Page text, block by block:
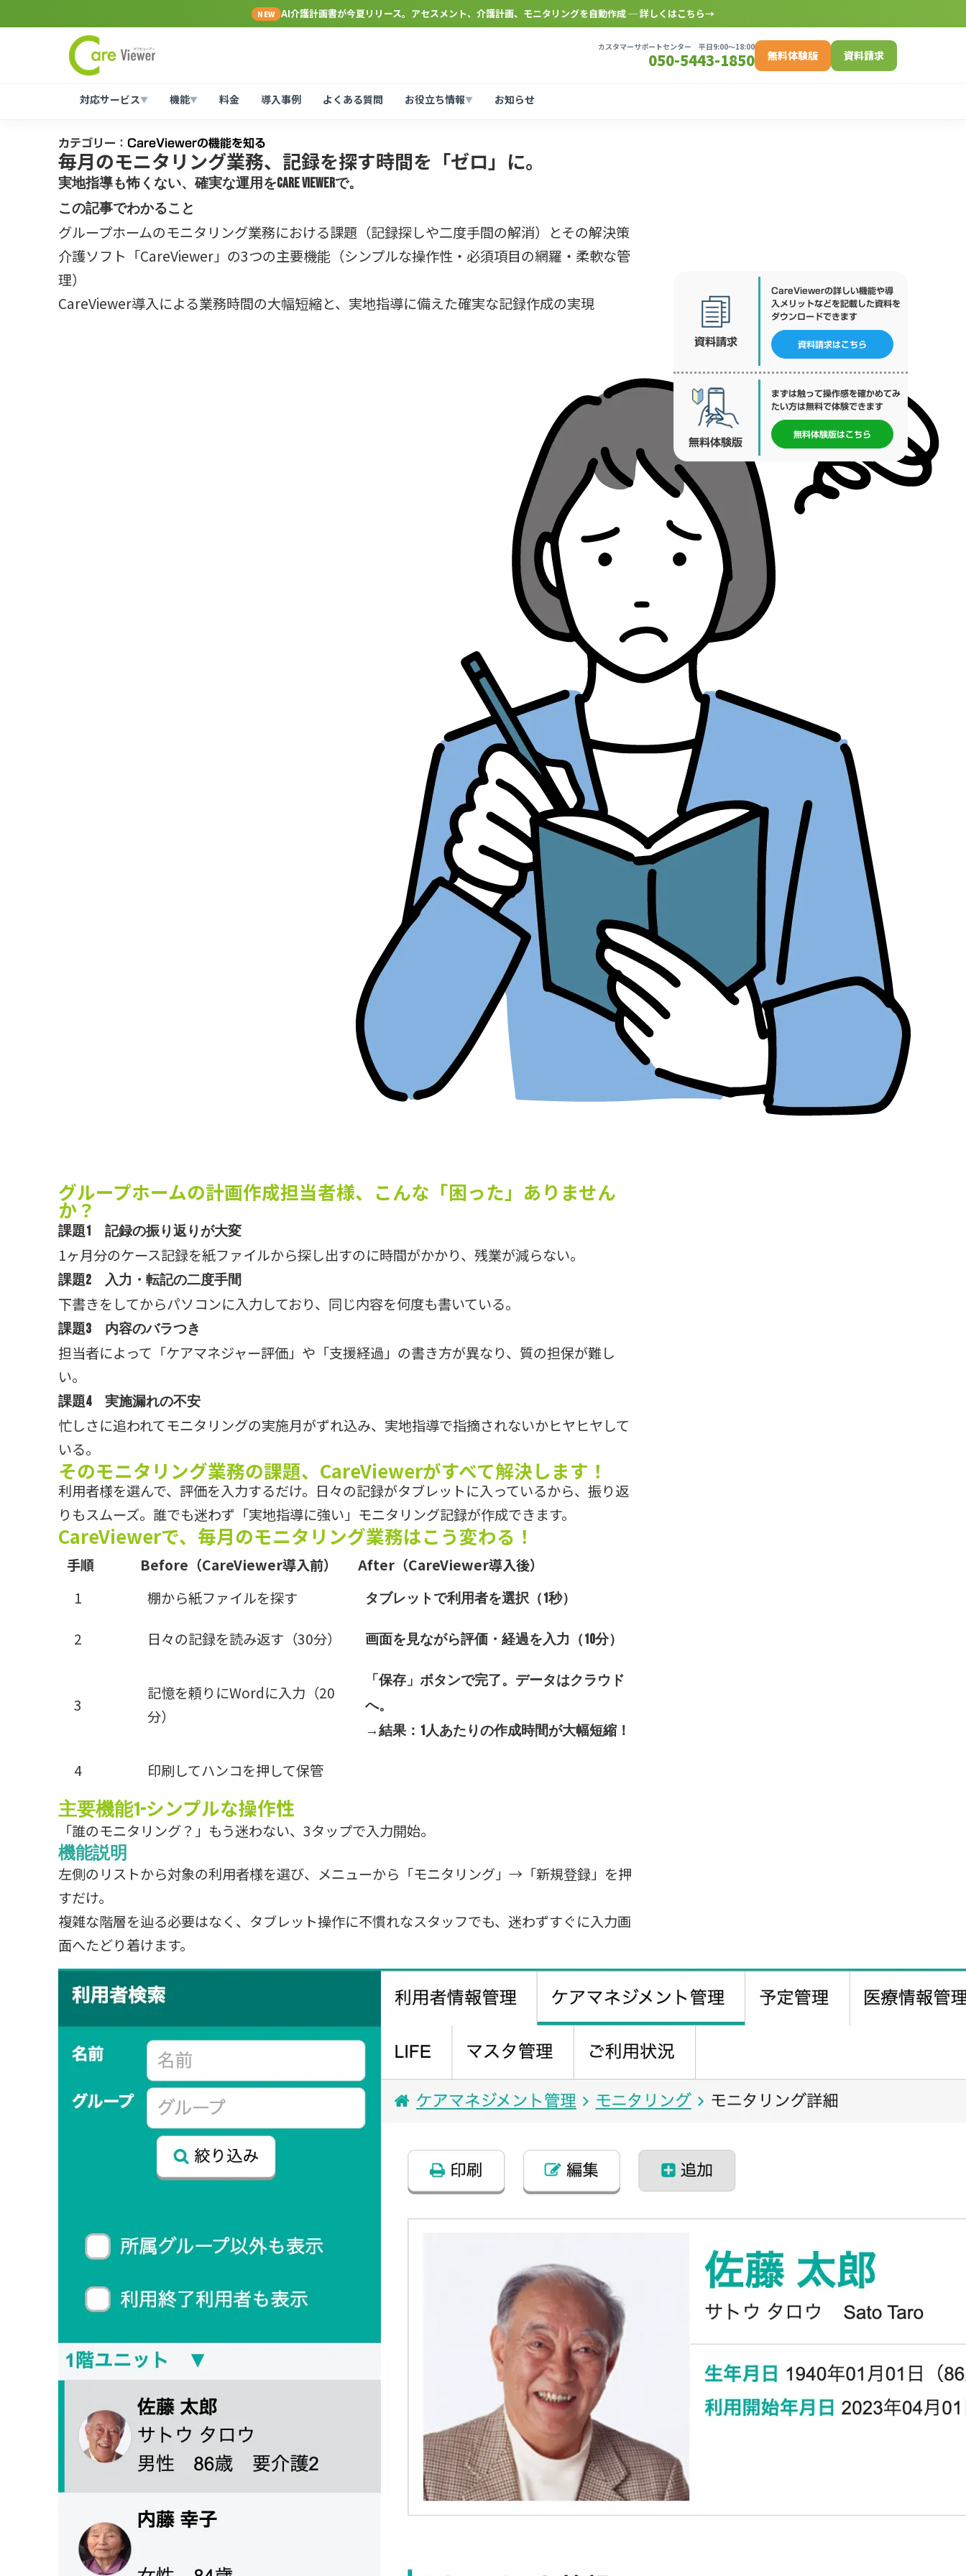
NEW AI介護計画書が今夏リリース。アセスメント、介護計画、モニタリングを自動作成 ─ 詳しくはこちら→
カスタマーサポートセンター 平日9:00〜18:00
050-5443-1850 無料体験版 資料請求
対応サービス▼ 機能▼ 料金 導入事例 よくある質問 お役立ち情報▼ お知らせ
カテゴリー：CareViewerの機能を知る
毎月のモニタリング業務、記録を探す時間を「ゼロ」に。
実地指導も怖くない、確実な運用をCare Viewerで。
この記事でわかること
グループホームのモニタリング業務における課題（記録探しや二度手間の解消）とその解決策
介護ソフト「CareViewer」の3つの主要機能（シンプルな操作性・必須項目の網羅・柔軟な管
理）
CareViewer導入による業務時間の大幅短縮と、実地指導に備えた確実な記録作成の実現
グループホームの計画作成担当者様、こんな「困った」ありません
か？
課題1 記録の振り返りが大変
1ヶ月分のケース記録を紙ファイルから探し出すのに時間がかかり、残業が減らない。
課題2 入力・転記の二度手間
下書きをしてからパソコンに入力しており、同じ内容を何度も書いている。
課題3 内容のバラつき
担当者によって「ケアマネジャー評価」や「支援経過」の書き方が異なり、質の担保が難し
い。
課題4 実施漏れの不安
忙しさに追われてモニタリングの実施月がずれ込み、実地指導で指摘されないかヒヤヒヤして
いる。
そのモニタリング業務の課題、CareViewerがすべて解決します！
利用者様を選んで、評価を入力するだけ。日々の記録がタブレットに入っているから、振り返
りもスムーズ。誰でも迷わず「実地指導に強い」モニタリング記録が作成できます。
CareViewerで、毎月のモニタリング業務はこう変わる！
手順 Before（CareViewer導入前）
After（CareViewer導入後）
1
棚から紙ファイルを探す タブレットで利用者を選択（1秒）
2 日々の記録を読み返す（30分） 画面を見ながら評価・経過を入力（10分）
3
記憶を頼りにWordに入力（20
分）
「保存」ボタンで完了。データはクラウド
へ。
→結果：1人あたりの作成時間が大幅短縮！
4 印刷してハンコを押して保管
主要機能1-シンプルな操作性
「誰のモニタリング？」もう迷わない、3タップで入力開始。
機能説明
左側のリストから対象の利用者様を選び、メニューから「モニタリング」→「新規登録」を押
すだけ。
複雑な階層を辿る必要はなく、タブレット操作に不慣れなスタッフでも、迷わずすぐに入力画
面へたどり着けます。
資料請求
CareViewerの詳しい機能や導
入メリットなどを記載した資料を
ダウンロードできます
資料請求はこちら
無料体験版
まずは触って操作感を確かめてみ
たい方は無料で体験できます
無料体験版はこちら